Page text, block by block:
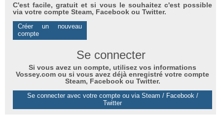
C'est facile, gratuit et si vous le souhaitez c'est possible
via votre compte Steam, Facebook ou Twitter.
Créer un nouveau
compte
Se connecter
Si vous avez un compte, utilisez vos informations
Vossey.com ou si vous avez déjà enregistré votre compte
Steam, Facebook ou Twitter.
Se connecter avec votre compte ou via Steam / Facebook /
Twitter